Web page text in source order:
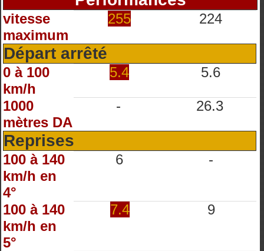
vitesse
maximum
255 224
Départ arrêté
0 à 100
km/h
5.4 5.6
1000
mètres DA
- 26.3
Reprises
100 à 140
km/h en
4°
6 -
100 à 140
km/h en
5°
7.4 9